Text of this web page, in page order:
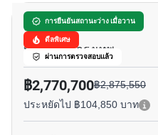
การยืนยันสถานะว่าง เมื่อวาน
ดีลพิเศษ
ผ่านการตรวจสอบแล้ว
ดิ เอ็กเซล รัชดา 18
ห้วยขวาง, กรุงเทพ
฿2,770,700฿2,875,550
ประหยัดไป ฿104,850 บาท